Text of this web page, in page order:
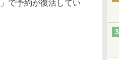
で予約が復活してい